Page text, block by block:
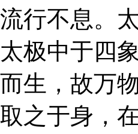
流行不息。
太极中于四
而生，故万
取之于身，